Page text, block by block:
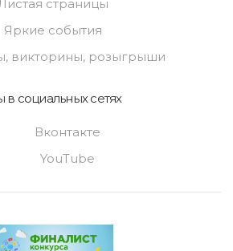
страницы
Яркие события
викторины, розыгрыши
социальных сетях
Вконтакте
YouTube